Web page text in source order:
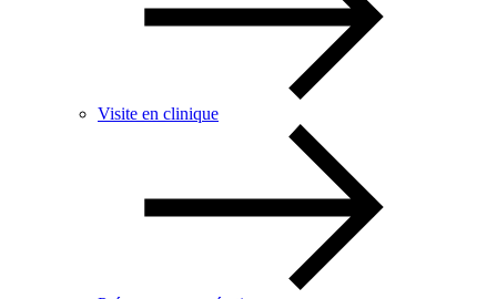
Visite en clinique